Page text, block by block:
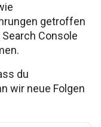
getroffen
Console
du
wir neue Folgen